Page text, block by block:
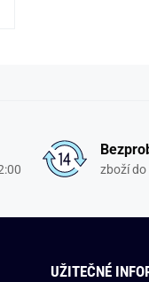
zboží do
UŽITEČNÉ